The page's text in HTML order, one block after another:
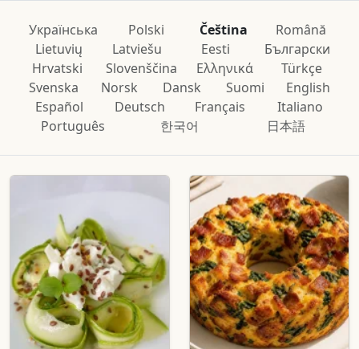
Українська Polski Čeština
Română
Lietuvių
Latviešu Eesti
Български
Hrvatski
Slovenščina Ελληνικά
Türkçe
Svenska
Norsk Dansk Suomi
English
Español
Deutsch Français
Italiano
Português
한국어 日本語